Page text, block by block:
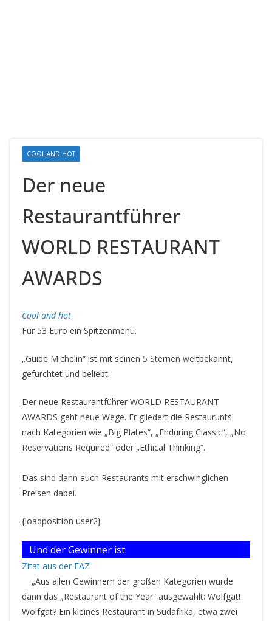
COOL AND HOT
Der neue
Restaurantführer
WORLD RESTAURANT
AWARDS
Cool and hot
Für 53 Euro ein Spitzenmenü.
„Guide Michelin“ ist mit seinen 5 Sternen weltbekannt,
gefürchtet und beliebt.
Der neue Restaurantführer WORLD RESTAURANT
AWARDS geht neue Wege. Er gliedert die Restaurunts
nach Kategorien wie „Big Plates“, „Enduring Classic“, „No
Reservations Required“ oder „Ethical Thinking“.
Das sind dann auch Restaurants mit erschwinglichen
Preisen dabei.
{loadposition user2}
Und der Gewinner ist:
Zitat aus der FAZ
„Aus allen Gewinnern der großen Kategorien wurde
dann das „Restaurant of the Year“ ausgewählt: Wolfgat!
Wolfgat? Ein kleines Restaurant in Südafrika, etwa zwei